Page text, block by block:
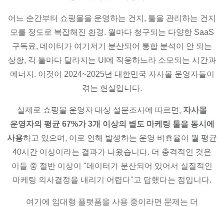
어느 순간부터 쇼핑몰을 운영하는 건지, 툴을 관리하는 건지
모를 정도로 복잡해진 환경. 월마다 청구되는 다양한 SaaS
구독료, 데이터가 여기저기 분산되어 통합 분석이 안 되는
상황, 각 툴마다 달라지는 UI에 적응하느라 소모되는 시간과
에너지. 이것이 2024~2025년 대한민국 자사몰 운영자들이
겪는 현실입니다.
실제로 쇼핑몰 운영자 대상 설문조사에 따르면, 자사몰
운영자의 평균 67%가 3개 이상의 별도 마케팅 툴을 동시에
사용하고 있으며, 이로 인해 발생하는 운영 비효율이 월 평균
40시간 이상이라는 결과가 나왔습니다. 더 충격적인 것은
이들 중 절반 이상이 "데이터가 분산되어 있어서 실질적인
마케팅 의사결정을 내리기 어렵다"고 답했다는 점입니다.
여기에 임대형 플랫폼을 사용 중이라면 문제는 더